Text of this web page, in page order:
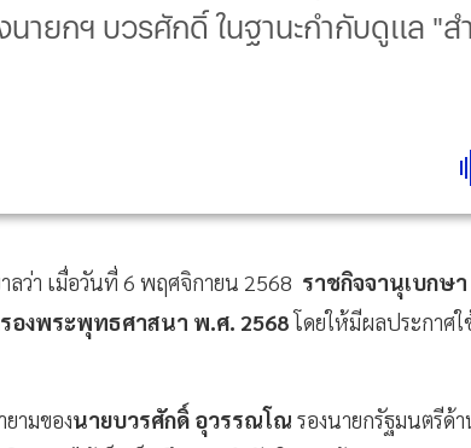
ายกฯ บวรศักดิ์ ในฐานะกำกับดูแล "
ลว่า เมื่อวันที่ 6 พฤศจิกายน 2568 ราชกิจจานุเบกษา
องพระพุทธศาสนา พ.ศ. 2568โดยให้มีผลประกาศ
ามของนายบวรศักดิ์ อุวรรณโณ รองนายกรัฐมนตรีด้